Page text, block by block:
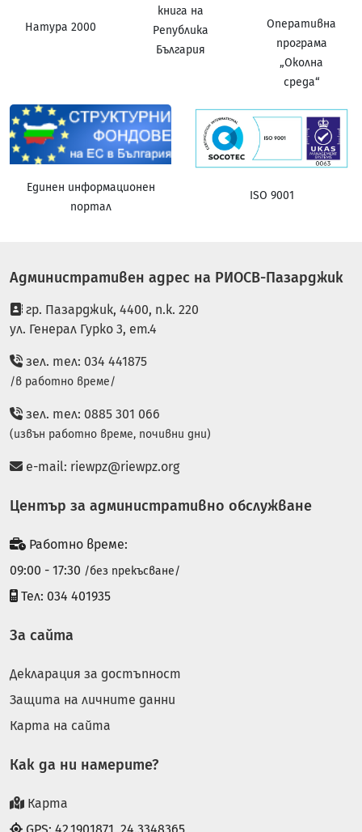
Натура 2000
книга на
Република
България
Оперативна
програма
„Околна
среда“
Единен информационен
портал
ISO 9001
Административен адрес на РИОСВ-Пазарджик
гр. Пазарджик, 4400, п.к. 220
ул. Генерал Гурко 3, ет.4
зел. тел: 034 441875
/в работно време/
зел. тел: 0885 301 066
(извън работно време, почивни дни)
e-mail: riewpz@riewpz.org
Център за административно обслужване
Работно време:
09:00 - 17:30 /без прекъсване/
Тел: 034 401935
За сайта
Декларация за достъпност
Защита на личните данни
Карта на сайта
Как да ни намерите?
Карта
GPS: 42.1901871, 24.3348365